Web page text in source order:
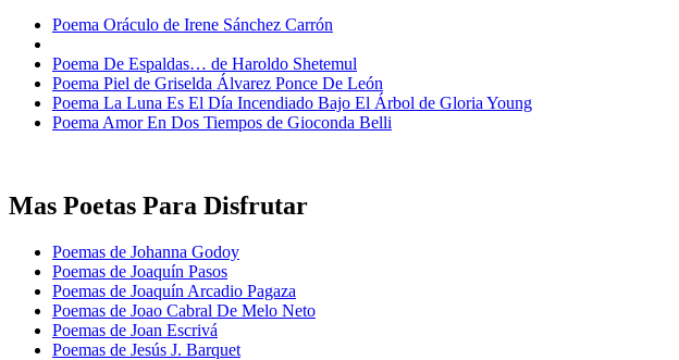
Poema Oráculo de Irene Sánchez Carrón
Poema De Espaldas… de Haroldo Shetemul
Poema Piel de Griselda Álvarez Ponce De León
Poema La Luna Es El Día Incendiado Bajo El Árbol de Gloria Young
Poema Amor En Dos Tiempos de Gioconda Belli
Mas Poetas Para Disfrutar
Poemas de Johanna Godoy
Poemas de Joaquín Pasos
Poemas de Joaquín Arcadio Pagaza
Poemas de Joao Cabral De Melo Neto
Poemas de Joan Escrivá
Poemas de Jesús J. Barquet